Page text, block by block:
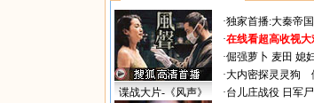
谍战大片-《风声》
·独家首播:大秦帝国
·在线看超高收视大
·倔强萝卜 麦田 媳
·大内密探灵灵狗
·台儿庄战役 日军